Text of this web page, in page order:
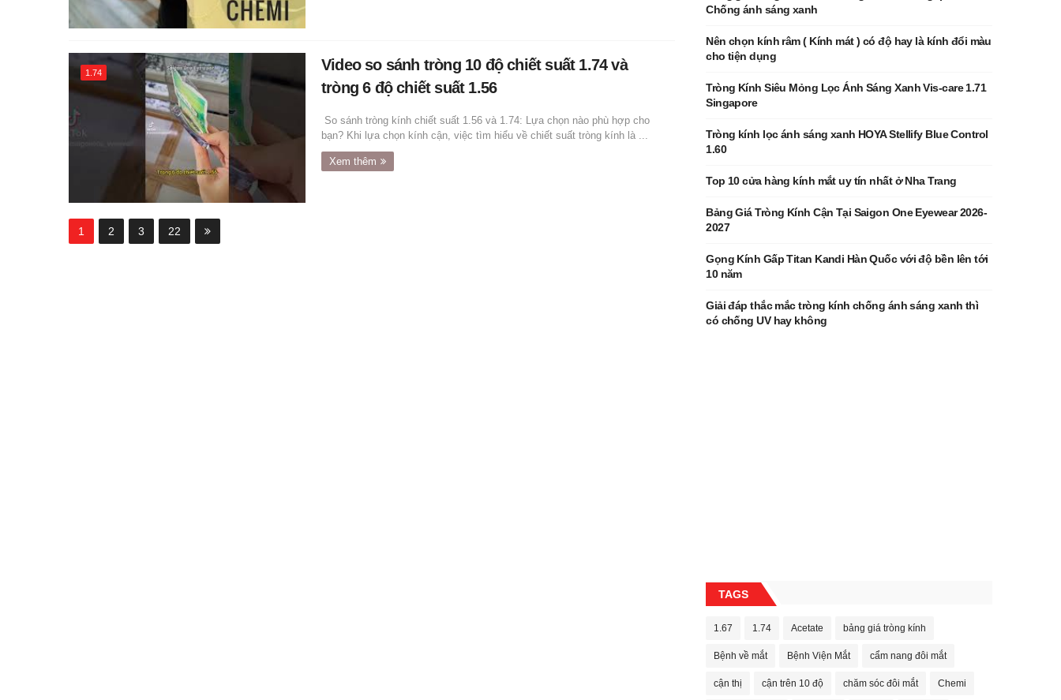
1.74
Video so sánh tròng 10 độ chiết suất 1.74 và
tròng 6 độ chiết suất 1.56
So sánh tròng kính chiết suất 1.56 và 1.74: Lựa chọn nào phù hợp cho
bạn? Khi lựa chọn kính cận, việc tìm hiểu về chiết suất tròng kính là ...
Xem thêm
1 2 3 22
Chống ánh sáng xanh
Nên chọn kính râm ( Kính mát ) có độ hay là kính đổi màu
cho tiện dụng
Tròng Kính Siêu Mỏng Lọc Ánh Sáng Xanh Vis-care 1.71
Singapore
Tròng kính lọc ánh sáng xanh HOYA Stellify Blue Control
1.60
Top 10 cửa hàng kính mắt uy tín nhất ở Nha Trang
Bảng Giá Tròng Kính Cận Tại Saigon One Eyewear 2026-
2027
Gọng Kính Gấp Titan Kandi Hàn Quốc với độ bền lên tới
10 năm
Giải đáp thắc mắc tròng kính chống ánh sáng xanh thì
có chống UV hay không
TAGS
1.67 1.74 Acetate bảng giá tròng kính
Bệnh về mắt Bệnh Viện Mắt cẩm nang đôi mắt
cận thị cận trên 10 độ chăm sóc đôi mắt Chemi